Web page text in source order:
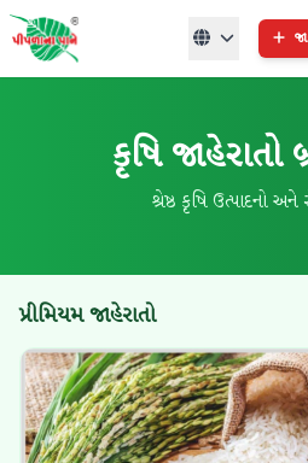
કૃષિ જાહેરાતો
શ્રેષ્ઠ કૃષિ ઉત્પાદનો
પ્રીમિયમ જાહેરાતો